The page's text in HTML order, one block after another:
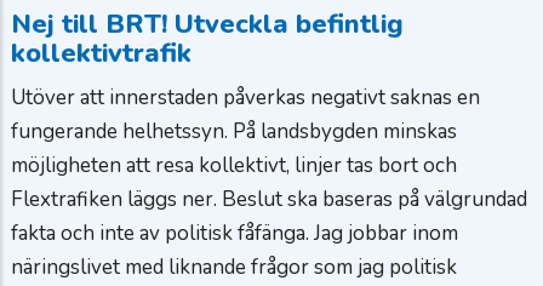
Nej till BRT! Utveckla befintlig
kollektivtrafik
Utöver att innerstaden påverkas negativt saknas en
fungerande helhetssyn. På landsbygden minskas
möjligheten att resa kollektivt, linjer tas bort och
Flextrafiken läggs ner. Beslut ska baseras på välgrundad
fakta och inte av politisk fåfänga. Jag jobbar inom
näringslivet med liknande frågor som jag politisk